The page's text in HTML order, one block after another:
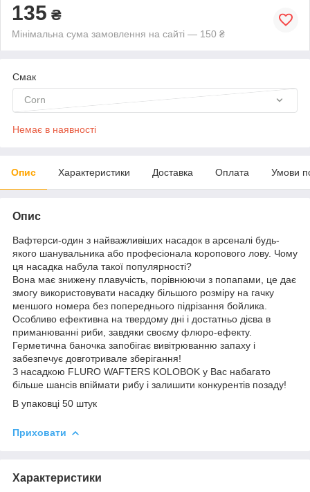
135 ₴
Мінімальна сума замовлення на сайті — 150 ₴
Смак
Corn
Немає в наявності
Опис Характеристики Доставка Оплата Умови
Опис
Вафтерси-один з найважливіших насадок в арсеналі будь-
якого шанувальника або професіонала коропового лову. Чому
ця насадка набула такої популярності?
Вона має знижену плавучість, порівнюючи з попапами, це дає
змогу використовувати насадку більшого розміру на гачку
меншого номера без попереднього підрізання бойлика.
Особливо ефективна на твердому дні і достатньо дієва в
приманюванні риби, завдяки своєму флюро-ефекту.
Герметична баночка запобігає вивітрюванню запаху і
забезпечує довготривале зберігання!
З насадкою FLURO WAFTERS KOLOBOK у Вас набагато
більше шансів впіймати рибу і залишити конкурентів позаду!
В упаковці 50 штук
Приховати
Характеристики